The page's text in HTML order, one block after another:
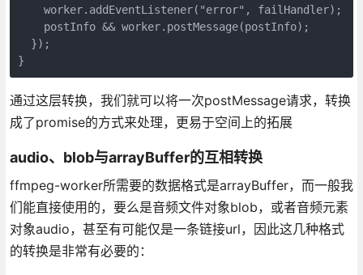
    worker.addEventListener("error", failHandler);
    postInfo && worker.postMessage(postInfo);
  });
}
通过这层转换，我们就可以将一次postMessage请求，转换
成了promise的方式来处理，更易于空间上的拓展
audio、blob与arrayBuffer的互相转换
ffmpeg-worker所需要的数据格式是arrayBuffer，而一般我
们能直接使用的，要么是音频文件对象blob，或者音频元素
对象audio，甚至有可能仅是一条链接url，因此这几种格式
的转换是非常有必要的：